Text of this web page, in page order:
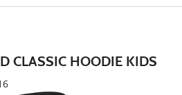
CLASSIC HOODIE KIDS